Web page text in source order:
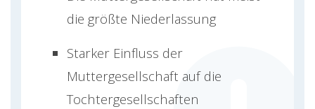
die größte Niederlassung
Starker Einfluss der
Muttergesellschaft auf die
Tochtergesellschaften